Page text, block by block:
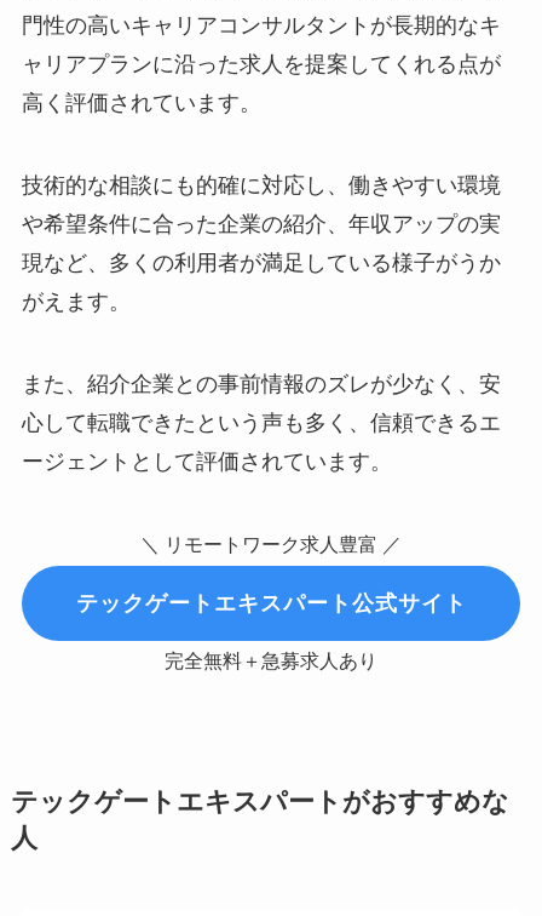
門性の高いキャリアコンサルタントが長期的なキ
ャリアプランに沿った求人を提案してくれる点が
高く評価されています。
技術的な相談にも的確に対応し、働きやすい環境
や希望条件に合った企業の紹介、年収アップの実
現など、多くの利用者が満足している様子がうか
がえます。
また、紹介企業との事前情報のズレが少なく、安
心して転職できたという声も多く、信頼できるエ
ージェントとして評価されています。
＼ リモートワーク求人豊富 ／
テックゲートエキスパート公式サイト
完全無料＋急募求人あり
テックゲートエキスパートがおすすめな
人